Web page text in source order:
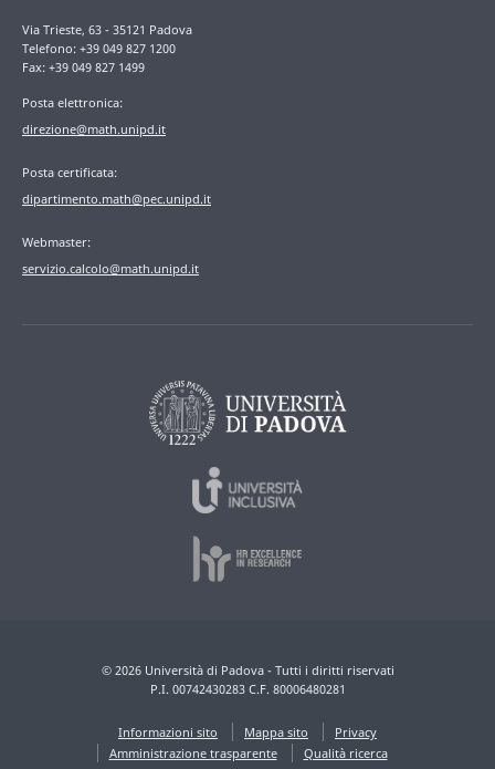
Via Trieste, 63 - 35121 Padova
Telefono: +39 049 827 1200
Fax: +39 049 827 1499
Posta elettronica:
direzione@math.unipd.it
Posta certificata:
dipartimento.math@pec.unipd.it
Webmaster:
servizio.calcolo@math.unipd.it
© 2026 Università di Padova - Tutti i diritti riservati
P.I. 00742430283 C.F. 80006480281
Informazioni sito Mappa sito
Privacy
Amministrazione trasparente
Qualità ricerca